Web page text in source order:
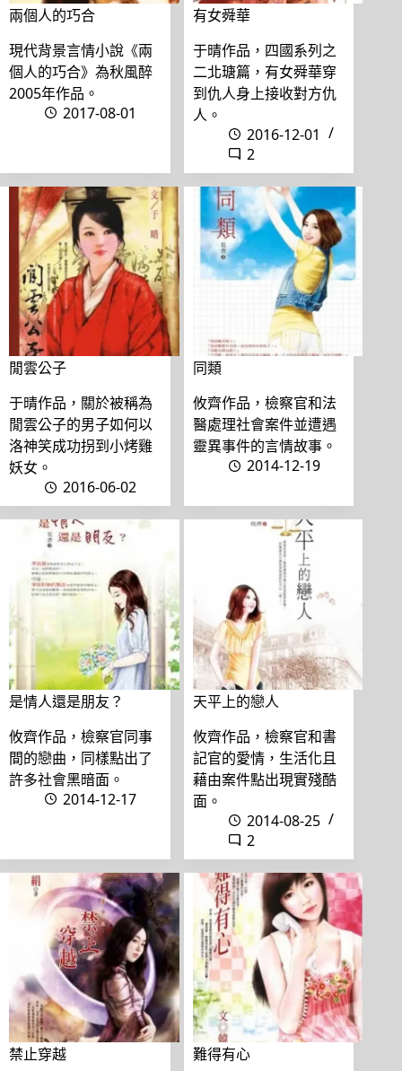
兩個人的巧合
現代背景言情小說《兩
個人的巧合》為秋風醉
2005年作品。
2017-08-01
有女舜華
于晴作品，四國系列之
二北瑭篇，有女舜華穿
到仇人身上接收對方仇
人。
2016-12-01
2
閒雲公子
于晴作品，關於被稱為
閒雲公子的男子如何以
洛神笑成功拐到小烤雞
妖女。
2016-06-02
同類
攸齊作品，檢察官和法
醫處理社會案件並遭遇
靈異事件的言情故事。
2014-12-19
是情人還是朋友？
攸齊作品，檢察官同事
間的戀曲，同樣點出了
許多社會黑暗面。
2014-12-17
天平上的戀人
攸齊作品，檢察官和書
記官的愛情，生活化且
藉由案件點出現實殘酷
面。
2014-08-25
2
禁止穿越
難得有心